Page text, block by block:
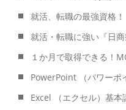
就活、転職の最強資格
就活・転職に強い『日
１か月で取得できる！
PowerPoint （パワーポ
Excel （エクセル）基本